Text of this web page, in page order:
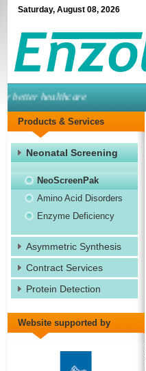
Saturday, August 08, 2026
healthcare
Products & Services
Neonatal Screening
NeoScreenPak
Amino Acid Disorders
Enzyme Deficiency
Asymmetric Synthesis
Contract Services
Protein Detection
Website supported by